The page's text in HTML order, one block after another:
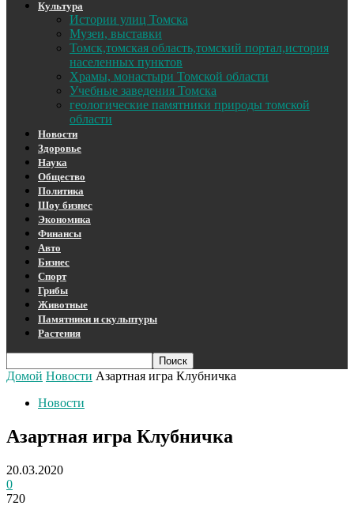
Культура
Истории улиц Томска
Музеи, выставки
Томск,томская область,томский портал,история
населенных пунктов
Храмы, монастыри Томской области
Учебные заведения Томска
геологические памятники природы томской
области
Новости
Здоровье
Наука
Общество
Политика
Шоу бизнес
Экономика
Финансы
Авто
Бизнес
Спорт
Грибы
Животные
Памятники и скульптуры
Растения
Домой Новости Азартная игра Клубничка
Новости
Азартная игра Клубничка
20.03.2020
0
720